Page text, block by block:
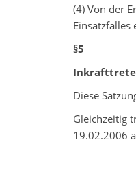
(4) Von der
§5
Diese
Gleichzeitig
19.02.2006